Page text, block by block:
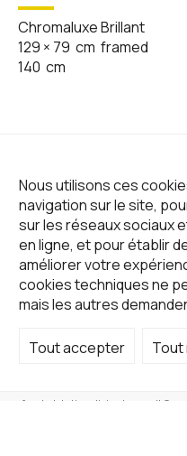
Nous utilisons ces
navigation sur le site,
sur les réseaux sociaux
en ligne, et pour établir
améliorer votre
cookies techniques ne
mais les autres
Tout accepter
Chromaluxe Brillant
129 × 79 cm framed
140 cm